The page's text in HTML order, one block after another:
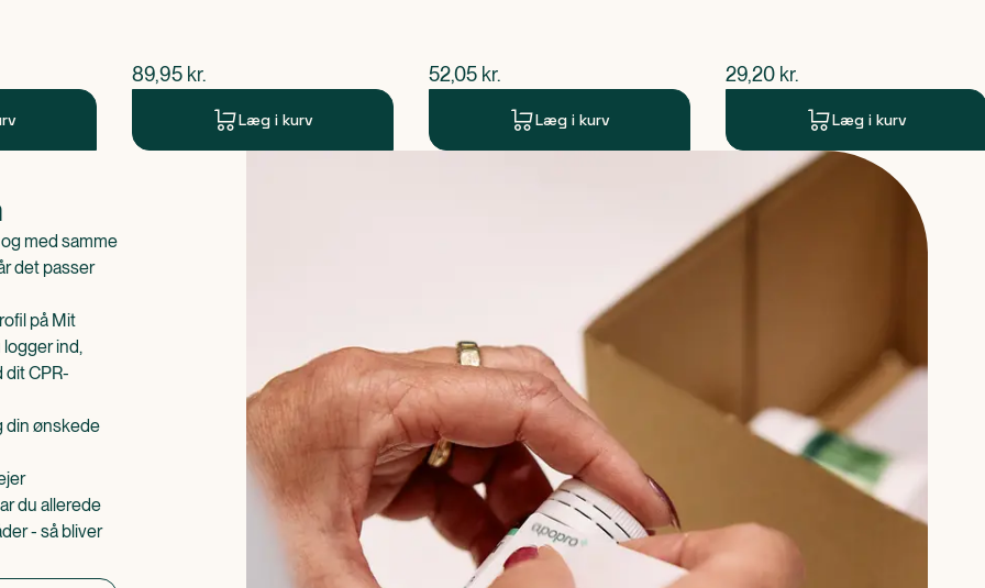
$nuværende pris
89,95 kr.
Læg i kurv
$nuværende pris
52,05 kr.
Læg i kurv
$nuværende pris
29,20 kr.
Læg i kurv
med samme
det passer
på Mit
ind,
dit CPR-
din ønskede
du allerede
- så bliver